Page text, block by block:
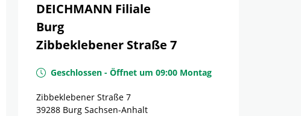
DEICHMANN Filiale
Burg
Zibbeklebener Straße 7
Geschlossen - Öffnet um 09:00 Montag
Zibbeklebener Straße 7
39288 Burg Sachsen-Anhalt